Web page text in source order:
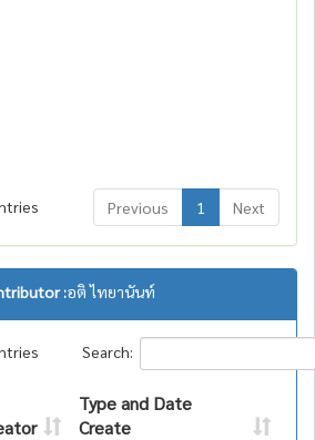
Previous 1 Next
:อติ ไทยานันท์
Search:
Type and Date
Create